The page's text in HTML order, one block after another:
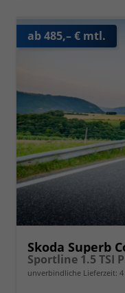
ab 485,– € mtl.
Skoda Superb
Sportline 1.5 TSI
unverbindliche Lieferzeit: